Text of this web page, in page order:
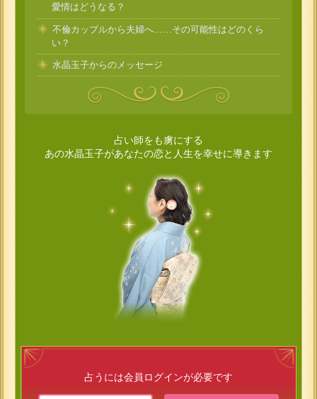
愛情はどうなる？
不倫カップルから夫婦へ……その可能性はどのくら
い？
水晶玉子からのメッセージ
占い師をも虜にする
あの水晶玉子があなたの恋と人生を幸せに導きます
占うには会員ログインが必要です